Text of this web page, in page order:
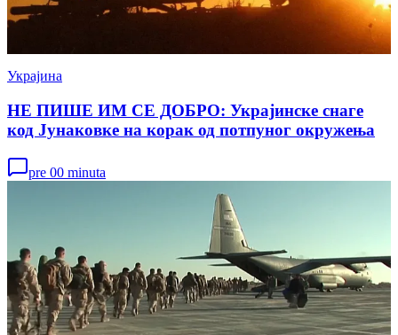
Украјина
НЕ ПИШЕ ИМ СЕ ДОБРО: Украјинске снаге
код Јунаковке на корак од потпуног окружења
pre 00 minuta